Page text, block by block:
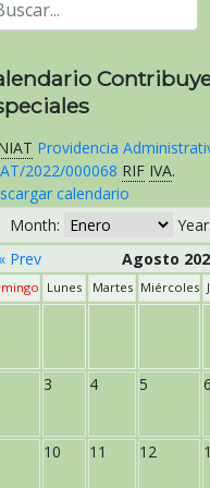
Providencia
2022/000068 RIF IVA.
calendario
Month:
Year:
« Prev
Agosto
Lunes Martes Miércoles
3 4 5 6
10 11 12